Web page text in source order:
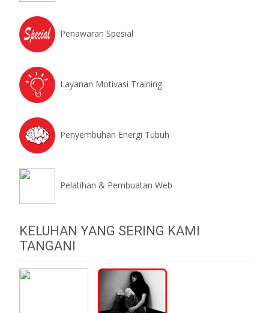
Penawaran Spesial
Layanan Motivasi Training
Penyembuhan Energi Tubuh
Pelatihan & Pembuatan Web
KELUHAN YANG SERING KAMI
TANGANI